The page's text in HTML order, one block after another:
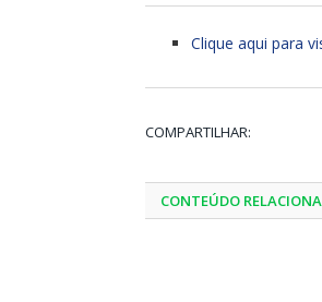
Clique aqui para
COMPARTILHAR:
CONTEÚDO